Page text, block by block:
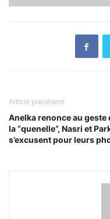
Article précédent
Anelka renonce au geste
la “quenelle”, Nasri et
s’excusent pour leurs